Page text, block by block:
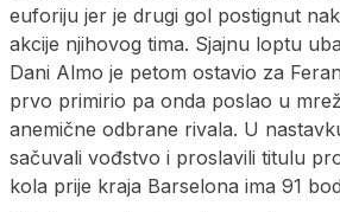
euforiju jer je drugi gol postignut
akcije njihovog tima. Sjajnu loptu
Dani Almo je petom ostavio za
prvo primirio pa onda poslao u
anemične odbrane rivala. U
sačuvali vođstvo i proslavili titulu
kola prije kraja Barselona ima 91